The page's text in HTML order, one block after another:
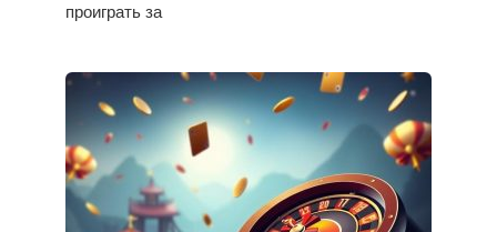
проиграть за